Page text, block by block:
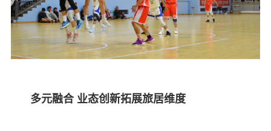
多元融合 业态创新拓展旅居维度